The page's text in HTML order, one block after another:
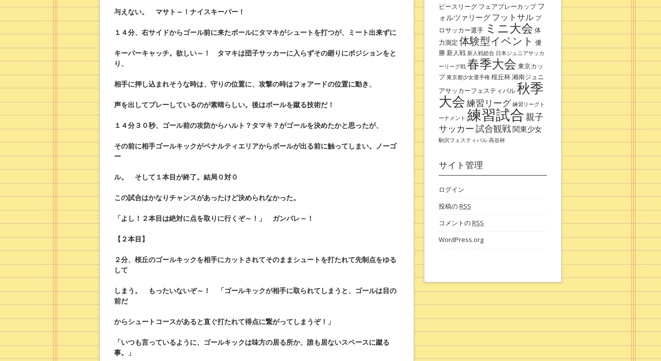
与えない。 マサト～！ナイスキーパー！
１４分、右サイドからゴール前に来たボールにタマキがシュートを打つが、ミート出来ずに
キーパーキャッチ。欲しい～！ タマキは団子サッカーに入らずその廻りにポジションをと
り、
相手に押し込まれそうな時は、守りの位置に、攻撃の時はフォアードの位置に動き、
声を出してプレーしているのが素晴らしい。後はボールを蹴る技術だ！
１４分３０秒、ゴール前の攻防からハルト？タマキ？がゴールを決めたかと思ったが、
その前に相手ゴールキックがペナルティエリアからボールが出る前に触ってしまい。ノーゴ
ー
ル。 そして１本目が終了。結局０対０
この試合はかなりチャンスがあったけど決められなかった。
「よし！２本目は絶対に点を取りに行くぞ～！」 ガンバレ～！
【２本目】
２分、桜丘のゴールキックを相手にカットされてそのままシュートを打たれて先制点をゆる
して
しまう。 もったいないぞ～！ 「ゴールキックが相手に取られてしまうと、ゴールは目の
前だ
からシュートコースがあると直ぐ打たれて得点に繋がってしまうぞ！」
「いつも言っているように、ゴールキックは味方の居る所か、誰も居ないスペースに蹴る
事。」
ピースリーグ フェアプレーカップ フ
ォルツァリーグ フットサル プ
ロサッカー選手 ミニ大会 体
力測定 体験型イベント 優
勝 新人戦 新人戦総合 日本ジュニアサッカ
ーリーグ戦 春季大会 東京カッ
プ 東京都少女選手権 桜丘杯湘南ジュニ
アサッカーフェスティバル秋季
大会練習リーグ 練習リーグト
ーナメント 練習試合親子
サッカー試合観戦関東少女
駒沢フェスティバル 高谷杯
サイト管理
ログイン
投稿のRSS
コメントのRSS
WordPress.org